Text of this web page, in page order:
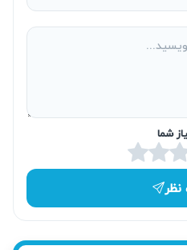
محل
باعث کاهش زمان انتظار و
می‌شود. تیم آریابهکار سعی
تضمینی ارائه دهد.
شما